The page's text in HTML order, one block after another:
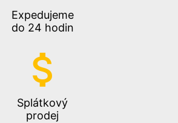
Expedujeme
do 24 hodin
Splátkový
prodej